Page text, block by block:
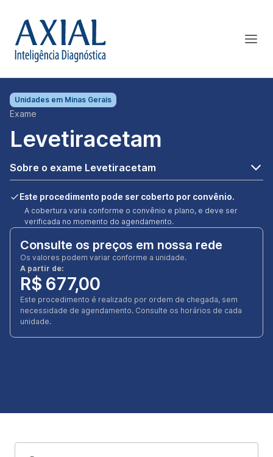
Unidades em Minas Gerais
Exame
Levetiracetam
Sobre o exame Levetiracetam
Este procedimento pode ser coberto por convênio.
A cobertura varia conforme o convênio e plano, e deve ser
verificada no momento do agendamento.
Consulte os preços em nossa rede
Os valores podem variar conforme a unidade.
A partir de:
R$ 677,00
Este procedimento é realizado por ordem de chegada, sem
necessidade de agendamento. Consulte os horários de cada
unidade.